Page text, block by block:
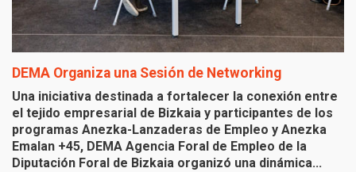
DEMA Organiza una Sesión de Networking
Una iniciativa destinada a fortalecer la conexión entre
el tejido empresarial de Bizkaia y participantes de los
programas Anezka-Lanzaderas de Empleo y Anezka
Emalan +45, DEMA Agencia Foral de Empleo de la
Diputación Foral de Bizkaia organizó una dinámica...